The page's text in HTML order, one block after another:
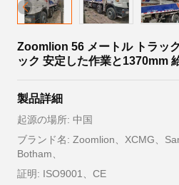
Zoomlion 56 メートル トラッ
ック 安定した作業と1370mm
製品詳細
起源の場所: 中国
ブランド名: Zoomlion、XCMG、
Botham、
証明: ISO9001、CE